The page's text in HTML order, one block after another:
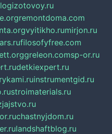
remontdoma.com
vyitikho.rumirjon.ru
filosofyfree.com
greleon.comsp-or.ru
detkiexpert.ru
instrumentgid.ru
stroimaterials.ru
chastnyjdom.ru
landshaftblog.ru